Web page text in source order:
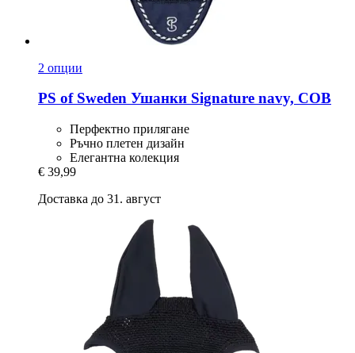
2 опции
PS of Sweden Ушанки Signature navy, COB
Перфектно прилягане
Ръчно плетен дизайн
Елегантна колекция
€ 39,99
Доставка до 31. август